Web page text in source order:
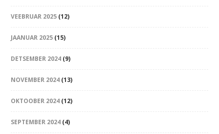
VEEBRUAR 2025 (12)
JAANUAR 2025 (15)
DETSEMBER 2024 (9)
NOVEMBER 2024 (13)
OKTOOBER 2024 (12)
SEPTEMBER 2024 (4)